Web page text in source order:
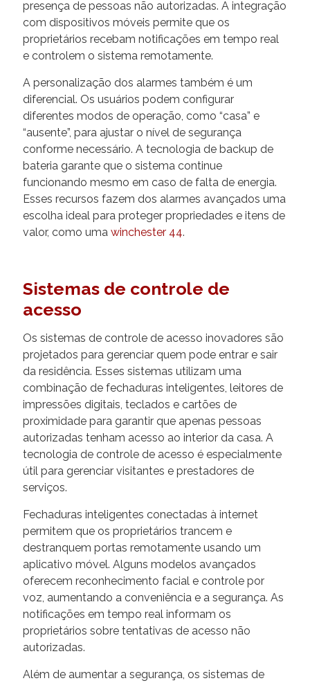
presença de pessoas não autorizadas. A integração
com dispositivos móveis permite que os
proprietários recebam notificações em tempo real
e controlem o sistema remotamente.
A personalização dos alarmes também é um
diferencial. Os usuários podem configurar
diferentes modos de operação, como “casa” e
“ausente”, para ajustar o nível de segurança
conforme necessário. A tecnologia de backup de
bateria garante que o sistema continue
funcionando mesmo em caso de falta de energia.
Esses recursos fazem dos alarmes avançados uma
escolha ideal para proteger propriedades e itens de
valor, como uma winchester 44.
Sistemas de controle de
acesso
Os sistemas de controle de acesso inovadores são
projetados para gerenciar quem pode entrar e sair
da residência. Esses sistemas utilizam uma
combinação de fechaduras inteligentes, leitores de
impressões digitais, teclados e cartões de
proximidade para garantir que apenas pessoas
autorizadas tenham acesso ao interior da casa. A
tecnologia de controle de acesso é especialmente
útil para gerenciar visitantes e prestadores de
serviços.
Fechaduras inteligentes conectadas à internet
permitem que os proprietários trancem e
destranquem portas remotamente usando um
aplicativo móvel. Alguns modelos avançados
oferecem reconhecimento facial e controle por
voz, aumentando a conveniência e a segurança. As
notificações em tempo real informam os
proprietários sobre tentativas de acesso não
autorizadas.
Além de aumentar a segurança, os sistemas de